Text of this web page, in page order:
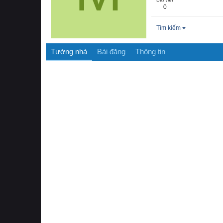
0
Tìm kiếm
Tường nhà Bài đăng Thông tin